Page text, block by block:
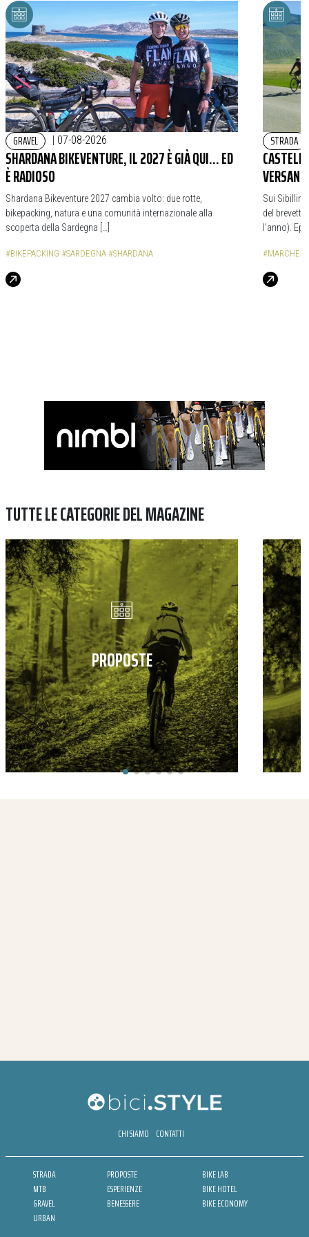
GRAVEL | 07-08-2026
SHARDANA BIKEVENTURE, IL 2027 È GIÀ QUI… ED
È RADIOSO
Shardana Bikeventure 2027 cambia volto: due rotte,
bikepacking, natura e una comunità internazionale alla
scoperta della Sardegna […]
#BIKEPACKING #SARDEGNA #SHARDANA
STRADA
Sui Sibillini
del
l’anno).
#MARCHE
TUTTE LE CATEGORIE DEL MAGAZINE
PROPOSTE
CHI SIAMO CONTATTI
STRADA
MTB
GRAVEL
URBAN
PROPOSTE
ESPERIENZE
BENESSERE
BIKE LAB
BIKE HOTEL
BIKE ECONOMY